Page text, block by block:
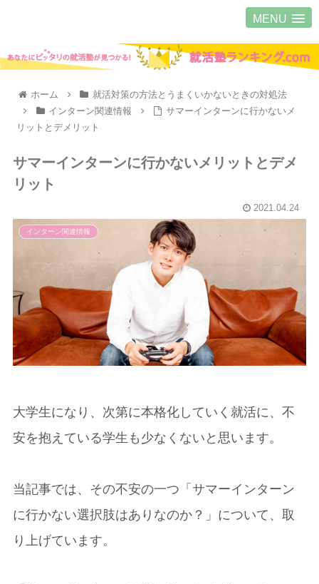
MENU
ホーム
就活対策の方法とうまくいかないときの対処法
インターン関連情報
サマーインターンに行かないメ
リットとデメリット
サマーインターンに行かないメリットとデメ
リット
2021.04.24
インターン関連情報
大学生になり、次第に本格化していく就活に、不
安を抱えている学生も少なくないと思います。
当記事では、その不安の一つ「サマーインターン
に行かない選択肢はありなのか？」について、取
り上げています。